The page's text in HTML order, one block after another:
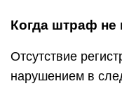
Когда штраф не
Отсутствие
нарушением в